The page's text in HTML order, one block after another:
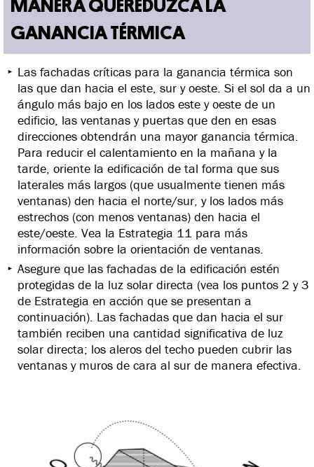
MANERA QUEREDUZCA LA
GANANCIA TÉRMICA
Las fachadas críticas para la ganancia térmica son
las que dan hacia el este, sur y oeste. Si el sol da a un
ángulo más bajo en los lados este y oeste de un
edificio, las ventanas y puertas que den en esas
direcciones obtendrán una mayor ganancia térmica.
Para reducir el calentamiento en la mañana y la
tarde, oriente la edificación de tal forma que sus
laterales más largos (que usualmente tienen más
ventanas) den hacia el norte/sur, y los lados más
estrechos (con menos ventanas) den hacia el
este/oeste. Vea la Estrategia 11 para más
información sobre la orientación de ventanas.
Asegure que las fachadas de la edificación estén
protegidas de la luz solar directa (vea los puntos 2 y 3
de Estrategia en acción que se presentan a
continuación). Las fachadas que dan hacia el sur
también reciben una cantidad significativa de luz
solar directa; los aleros del techo pueden cubrir las
ventanas y muros de cara al sur de manera efectiva.